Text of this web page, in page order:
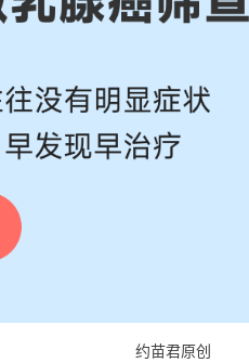
约苗君原创